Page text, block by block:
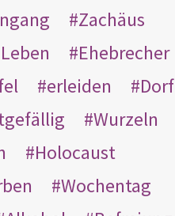
Zachäus
Ehebrecher
erleiden
Dorf
Wurzeln
Holocaust
Wochentag